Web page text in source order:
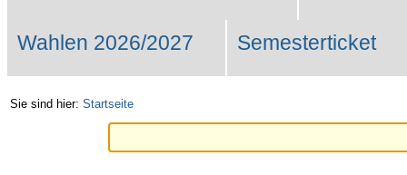
Wahlen 2026/2027 Semesterticket
Sie sind hier: Startseite